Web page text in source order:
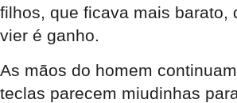
filhos, que ficava mais barato,
vier é ganho.
As mãos do homem
teclas parecem miudinhas